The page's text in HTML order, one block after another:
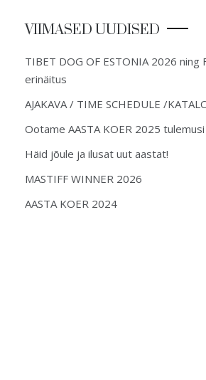
VIIMASED UUDISED
TIBET DOG OF ESTONIA 2026 ning
erinäitus
AJAKAVA / TIME SCHEDULE /
Ootame AASTA KOER 2025 tulemusi
Häid jõule ja ilusat uut aastat!
MASTIFF WINNER 2026
AASTA KOER 2024